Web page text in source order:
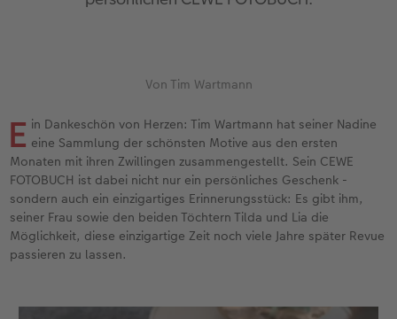
Jahrbuch gestalten
Panoramaseite
Schuber
Designvorlagen
Foto-Kochbuch
Kundenbeispiele
Webinare & VHS
Bilderboxen
Filmentwicklung
Fotosticker
Fotosets
Sofortfotos
Passbild
Scan-Service
Fotocollage
Acrylglas
Alu-Dibond
Foto auf Holz
Hartschaum
Gallery Print
hexxas
Dankeskarten Kommunion
Urlaubsgrüße
Weitere Anlässe
Papierqualitäten
Klappkarten
Fotokarten
Postkarten
Schule & Büro
Art Prints
Handyhüllen
Faber-Castell
Fotokalender
Haustierwelt
Geschenkideen
Wandkalender mit Design
Kalender-Kundenbeispiele
Neuheiten
Extras
CEWE myPhotos
Max Case
PopGrip
Cardholder
CEWE myPhotos
Neuheiten
nachhaltiger Schenken
Liebe schenken
Geburtstagsgeschenke
Kundenbeispiele
Neuheiten
Liebe schenken
Gestaltungsideen
Anleitungen und Hilfe
Hochzeit
Baby
Familie
Geburtstag
Von Tim Wartmann
E in Dankeschön von Herzen: Tim Wartmann hat seiner Nadine
eine Sammlung der schönsten Motive aus den ersten
Monaten mit ihren Zwillingen zusammengestellt. Sein CEWE
FOTOBUCH ist dabei nicht nur ein persönliches Geschenk -
sondern auch ein einzigartiges Erinnerungsstück: Es gibt ihm,
seiner Frau sowie den beiden Töchtern Tilda und Lia die
Möglichkeit, diese einzigartige Zeit noch viele Jahre später Revue
passieren zu lassen.